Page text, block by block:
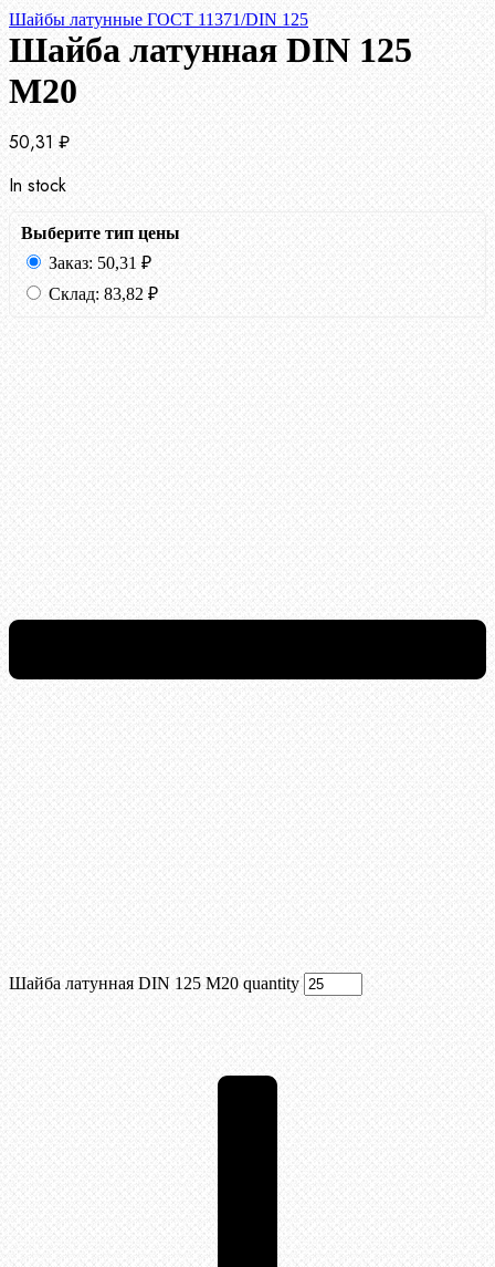
Шайбы латунные ГОСТ 11371/DIN 125
Шайба латунная DIN 125
М20
50,31 ₽
In stock
Выберите тип цены
Заказ: 50,31 ₽
Склад: 83,82 ₽
Шайба латунная DIN 125 М20 quantity